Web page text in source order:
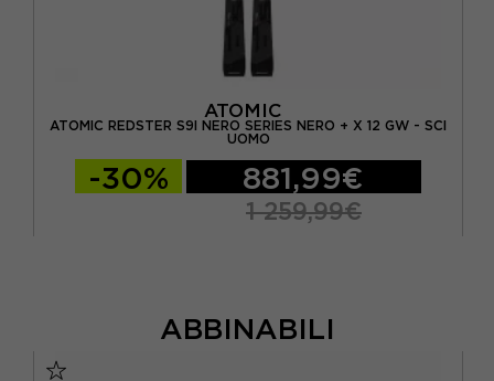
ATOMIC
ATOMIC REDSTER S9I NERO SERIES NERO + X 12 GW - SCI
UOMO
-30% 881,99€
1 259,99€
ABBINABILI